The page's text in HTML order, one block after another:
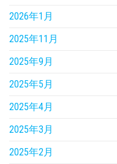
2026年1月
2025年11月
2025年9月
2025年5月
2025年4月
2025年3月
2025年2月